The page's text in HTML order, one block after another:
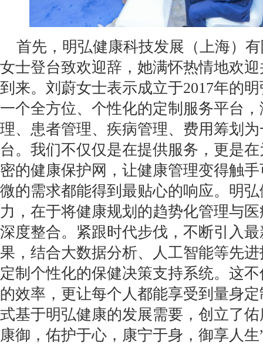
首先，明弘健康科技发展（上海）
女士登台致欢迎辞，她满怀热情地欢
到来。刘蔚女士表示成立于2017年的
一个全方位、个性化的定制服务平台
理、患者管理、疾病管理、费用筹划
台。我们不仅仅是在提供服务，更是
密的健康保护网，让健康管理变得触
微的需求都能得到最贴心的响应。明
力，在于将健康规划的趋势化管理与
深度整合。紧跟时代步伐，不断引入
果，结合大数据分析、人工智能等先
定制个性化的保健决策支持系统。这
的效率，更让每个人都能享受到量身
式基于明弘健康的发展需要，创立了
康御，佑护于心，康宁于身，御享人